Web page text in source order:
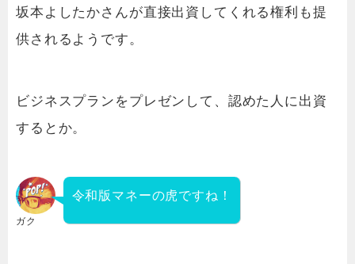
坂本よしたかさんが直接出資してくれる権利も提
供されるようです。
ビジネスプランをプレゼンして、認めた人に出資
するとか。
ガク
令和版マネーの虎ですね！